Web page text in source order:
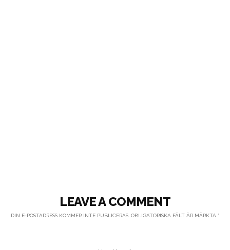
LEAVE A COMMENT
DIN E-POSTADRESS KOMMER INTE PUBLICERAS. OBLIGATORISKA FÄLT ÄR MÄRKTA *